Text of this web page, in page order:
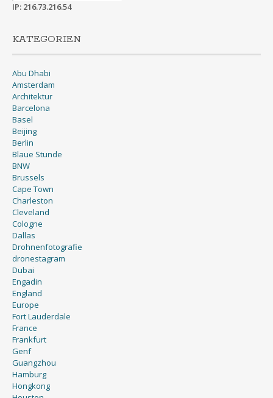
IP: 216.73.216.54
KATEGORIEN
Abu Dhabi
Amsterdam
Architektur
Barcelona
Basel
Beijing
Berlin
Blaue Stunde
BNW
Brussels
Cape Town
Charleston
Cleveland
Cologne
Dallas
Drohnenfotografie
dronestagram
Dubai
Engadin
England
Europe
Fort Lauderdale
France
Frankfurt
Genf
Guangzhou
Hamburg
Hongkong